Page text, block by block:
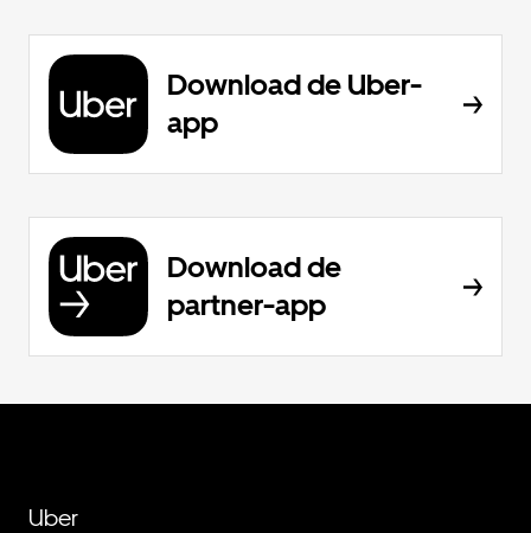
Download de Uber-
app
Download de
partner-app
Uber